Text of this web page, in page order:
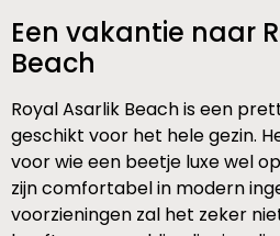
Een vakantie naar
Beach
Royal Asarlik Beach is een
geschikt voor het hele gezin.
voor wie een beetje luxe wel
zijn comfortabel in modern
voorzieningen zal het zeker